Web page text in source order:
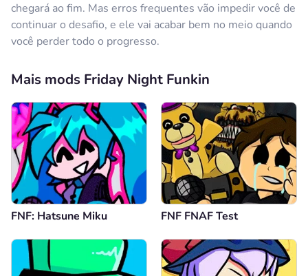
chegará ao fim. Mas erros frequentes vão impedir você de
continuar o desafio, e ele vai acabar bem no meio quando
você perder todo o progresso.
Mais mods Friday Night Funkin
FNF: Hatsune Miku FNF FNAF Test